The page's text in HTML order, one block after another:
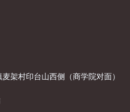
架村印台山西侧（商学院对面）